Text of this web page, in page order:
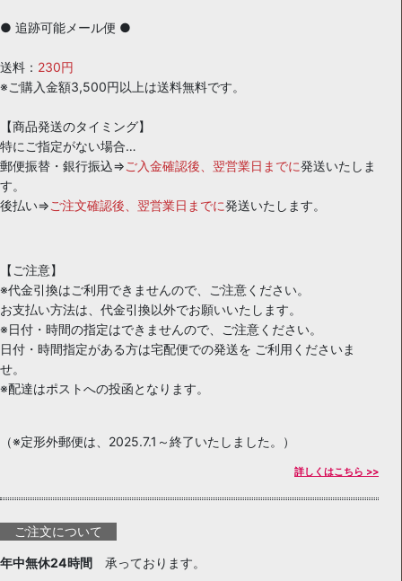
● 追跡可能メール便 ●
送料： 230円
※ご購入金額3,500円以上は送料無料です。
【商品発送のタイミング】
特にご指定がない場合…
郵便振替・銀行振込⇒ご入金確認後、翌営業日までに発送いたしま
す。
後払い⇒ご注文確認後、翌営業日までに発送いたします。
【ご注意】
※代金引換はご利用できませんので、ご注意ください。
お支払い方法は、代金引換以外でお願いいたします。
※日付・時間の指定はできませんので、ご注意ください。
日付・時間指定がある方は宅配便での発送を ご利用くださいま
せ。
※配達はポストへの投函となります。
（※定形外郵便は、2025.7.1～終了いたしました。）
詳しくはこちら >>
ご注文について
年中無休24時間 承っております。